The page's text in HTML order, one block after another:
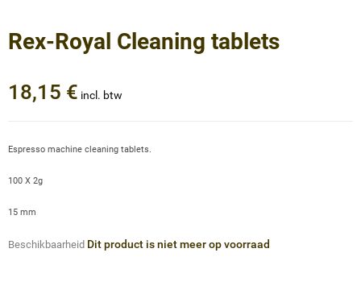
Rex-Royal Cleaning tablets
18,15 € incl. btw
Espresso machine cleaning tablets.
100 X 2g
15 mm
Beschikbaarheid Dit product is niet meer op voorraad